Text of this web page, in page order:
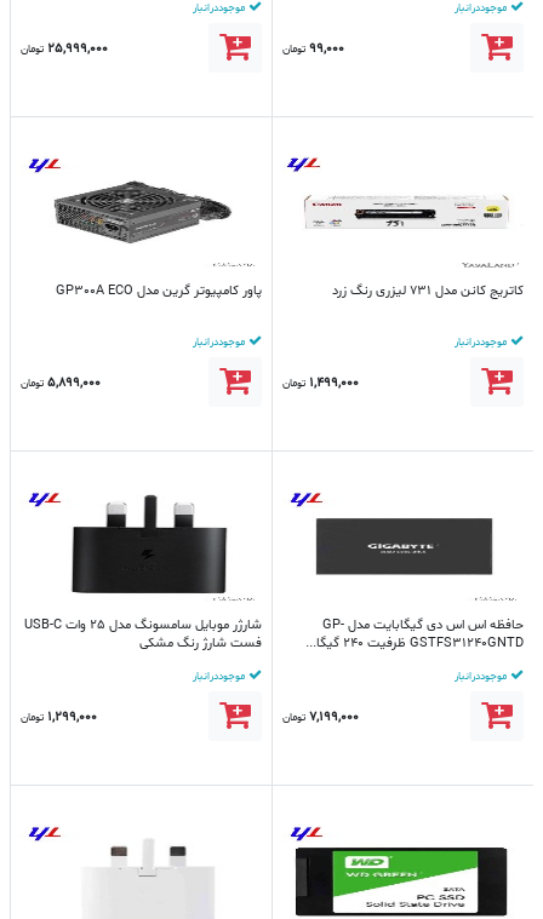
موجود در انبار
99,000 تومان
موجود در انبار
25,999,000 تومان
کاتریج کانن مدل 731 لیزری رنگ زرد
موجود در انبار
1,499,000 تومان
پاور کامپیوتر گرین مدل GP300A ECO
موجود در انبار
5,899,000 تومان
حافظه اس اس دی گیگابایت مدل GP-
GSTFS31240GNTD ظرفیت 240 گیگا...
موجود در انبار
7,199,000 تومان
شارژر موبایل سامسونگ مدل 25 وات USB-C
فست شارژ رنگ مشکی
موجود در انبار
1,299,000 تومان